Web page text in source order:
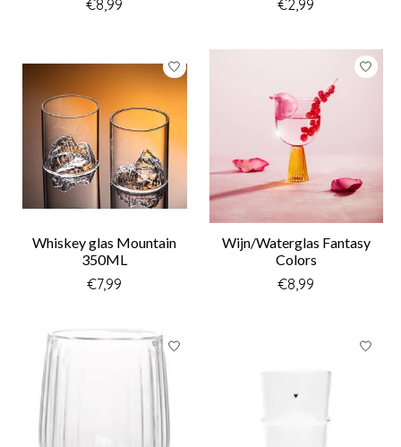
€8,99 €2,99
Whiskey glas Mountain
350ML
€7,99
Wijn/Waterglas Fantasy
Colors
€8,99